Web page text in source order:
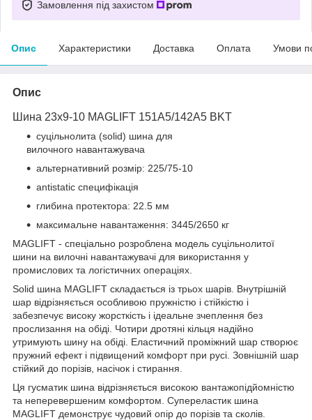
Замовлення під захистом
Опис Характеристики Доставка Оплата Умови
Опис
Шина 23x9-10 MAGLIFT 151A5/142A5 BKT
суцільнолита (solid) шина для
вилочного навантажувача
альтернативний розмір: 225/75-10
antistatic специфікація
глибина протектора: 22.5 мм
максимальне навантаження: 3445/2650 кг
MAGLIFT - спеціально розроблена модель суцільнолитої
шини на вилочні навантажувачі для використання у
промислових та логістичних операціях.
Solid шина MAGLIFT складається із трьох шарів. Внутрішній
шар відрізняється особливою пружністю і стійкістю і
забезпечує високу жорсткість і ідеальне зчеплення без
прослизання на обіді. Чотири дротяні кільця надійно
утримують шину на обіді. Еластичний проміжний шар створює
пружний ефект і підвищений комфорт при русі. Зовнішній шар
стійкий до порізів, насічок і стирання.
Ця гусматик шина відрізняється високою вантажопідйомністю
та неперевершеним комфортом. Супереластик шина
MAGLIFT демонструє чудовий опір до порізів та сколів.